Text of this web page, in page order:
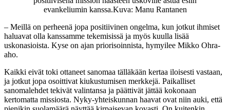
evankeliumin kanssa.Kuva: Manu Rantanen
– Meillä on perheenä jopa positiivinen ongelma, kun jotkut ihmiset
haluavat olla kanssamme tekemisissä ja myös kuulla lisää
uskonasioista. Kyse on ajan priorisoinnista, hymyilee Mikko Ohra-
aho.
Kaikki eivät toki ottaneet sanomaa tälläkään kertaa iloisesti vastaan,
ja jotkut jopa osoittivat kiukustumisen merkkejä. Paikalliset
sanomalehdet tekivät valintansa ja päättivät jättää kokonaan
kertomatta missiosta. Nyky-yhteiskunnan haavat ovat niin auki, että